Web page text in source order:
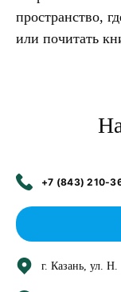
пространство,
или почитать
+7 (843) 210-
г. Казань, ул.